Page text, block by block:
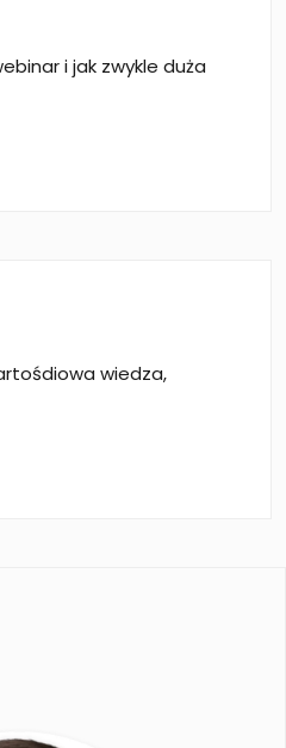
i jak zwykle duża
wiedza,